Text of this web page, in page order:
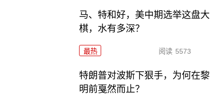
马、特和好，美中期选举这盘大
棋，水有多深？
最热 阅读 5573
特朗普对波斯下狠手，为何在黎
明前戛然而止？